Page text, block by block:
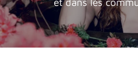
et dans les